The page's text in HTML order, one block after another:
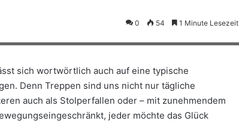
0 54 1 Minute Lesezeit
entsprechen den anerkannten Regeln der Technik, weil für sie
sich wortwörtlich auch auf eine typische
Denn Treppen sind uns nicht nur tägliche
auch als Stolperfallen oder – mit zunehmendem
jeder möchte das Glück